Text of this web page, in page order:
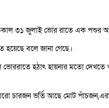
৩১ জুলাই ভোর রাতে এক
বলে জানা গেছে।
হঠাৎ হায়নার মতো
চারজন ভর্তি আছে মোট